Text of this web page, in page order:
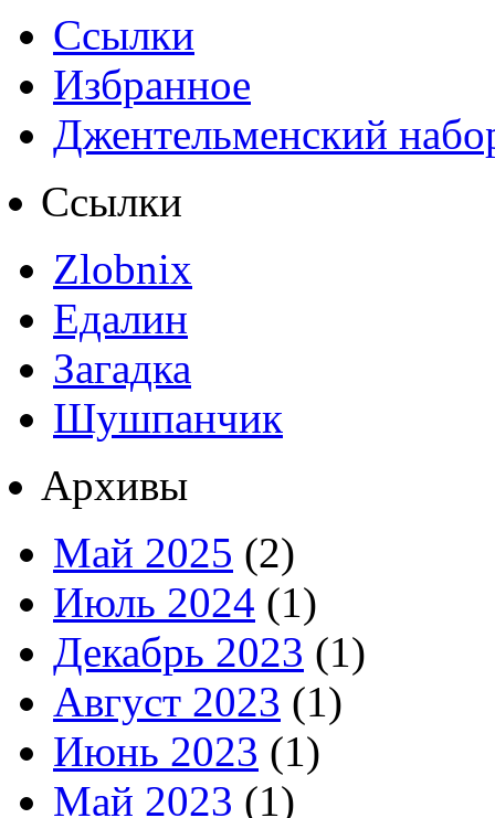
Ссылки
Избранное
Джентельменский
Ссылки
Zlobnix
Едалин
Загадка
Шушпанчик
Архивы
Май 2025 (2)
Июль 2024 (1)
Декабрь 2023 (1)
Август 2023 (1)
Июнь 2023 (1)
Май 2023 (1)